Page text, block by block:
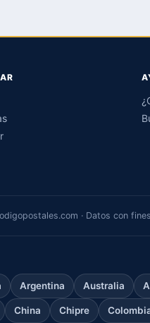
· Datos con
Argentina Australia
China Chipre